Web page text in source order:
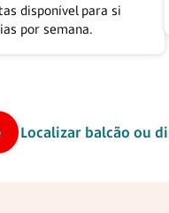
disponível para si
por semana.
Localizar balcão ou